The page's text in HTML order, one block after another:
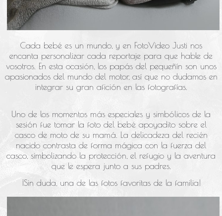
Cada bebé es un mundo, y en FotoVideo Justi nos
encanta personalizar cada reportaje para que hable de
vosotros. En esta ocasión, los papás del pequeñín son unos
apasionados del mundo del motor, así que no dudamos en
integrar su gran afición en las fotografías.
​Uno de los momentos más especiales y simbólicos de la
sesión fue tomar la foto del bebé apoyadito sobre el
casco de moto de su mamá. La delicadeza del recién
nacido contrasta de forma mágica con la fuerza del
casco, simbolizando la protección, el refugio y la aventura
que le espera junto a sus padres.
¡Sin duda, una de las fotos favoritas de la familia!